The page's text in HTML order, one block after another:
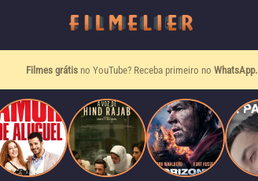
Filmes grátis no YouTube? Receba primeiro no WhatsApp.